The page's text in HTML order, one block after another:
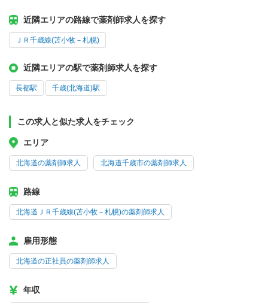
近隣エリアの路線で薬剤師求人を探す
ＪＲ千歳線(苫小牧－札幌)
近隣エリアの駅で薬剤師求人を探す
長都駅 千歳(北海道)駅
この求人と似た求人をチェック
エリア
北海道の薬剤師求人 北海道千歳市の薬剤師求人
路線
北海道ＪＲ千歳線(苫小牧－札幌)の薬剤師求人
雇用形態
北海道の正社員の薬剤師求人
年収